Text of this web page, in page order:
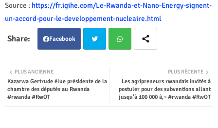
Source : https://fr.igihe.com/Le-Rwanda-et-Nano-Energy-signent-
un-accord-pour-le-developpement-nucleaire.html
Facebook
ter tsap
PLUS RÉCENTE
Les agripreneurs rwandais invités à
postuler pour des subventions allant
jusqu'à 100 000 â‚¬ #rwanda #RwOT
PLUS ANCIENNE
Kazarwa Gertrude élue présidente de la
chambre des députés au Rwanda
#rwanda #RwOT